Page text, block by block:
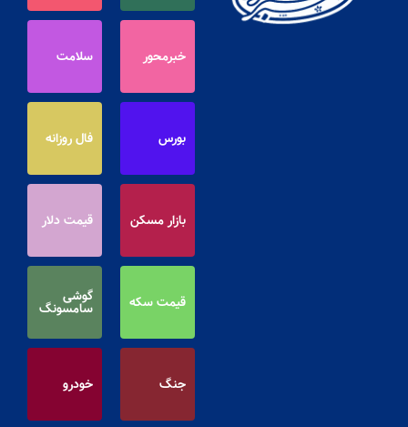
خبرمحور سلامت
بورس فال روزانه
بازار مسکن قیمت دلار
قیمت سکه گوشی
سامسونگ
جنگ خودرو